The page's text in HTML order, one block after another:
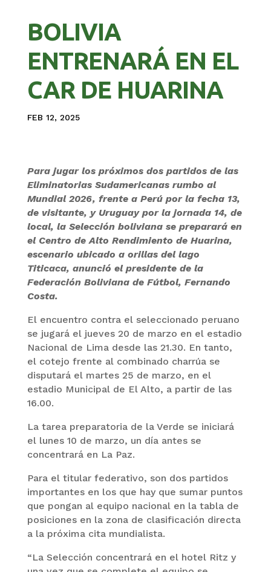
BOLIVIA
ENTRENARÁ EN EL
CAR DE HUARINA
FEB 12, 2025
Para jugar los próximos dos partidos de las
Eliminatorias Sudamericanas rumbo al
Mundial 2026, frente a Perú por la fecha 13,
de visitante, y Uruguay por la jornada 14, de
local, la Selección boliviana se preparará en
el Centro de Alto Rendimiento de Huarina,
escenario ubicado a orillas del lago
Titicaca, anunció el presidente de la
Federación Boliviana de Fútbol, Fernando
Costa.
El encuentro contra el seleccionado peruano
se jugará el jueves 20 de marzo en el estadio
Nacional de Lima desde las 21.30. En tanto,
el cotejo frente al combinado charrúa se
disputará el martes 25 de marzo, en el
estadio Municipal de El Alto, a partir de las
16.00.
La tarea preparatoria de la Verde se iniciará
el lunes 10 de marzo, un día antes se
concentrará en La Paz.
Para el titular federativo, son dos partidos
importantes en los que hay que sumar puntos
que pongan al equipo nacional en la tabla de
posiciones en la zona de clasificación directa
a la próxima cita mundialista.
“La Selección concentrará en el hotel Ritz y